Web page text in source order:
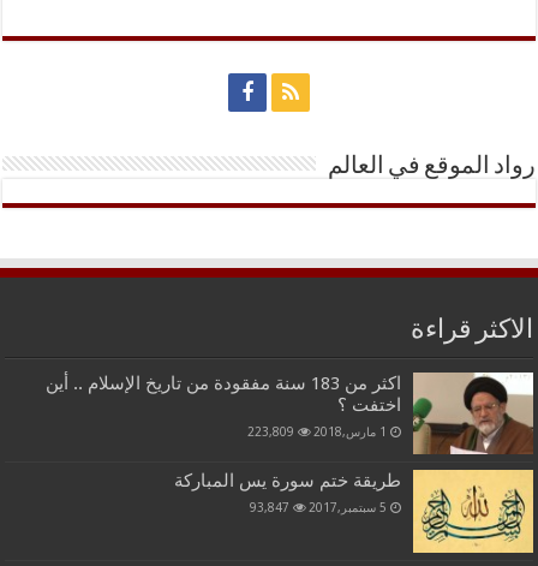
رواد الموقع في العالم
الاكثر قراءة
اكثر من 183 سنة مفقودة من تاريخ الإسلام .. أين
اختفت ؟
1 مارس,2018 223,809
طريقة ختم سورة يس المباركة
5 سبتمبر,2017 93,847